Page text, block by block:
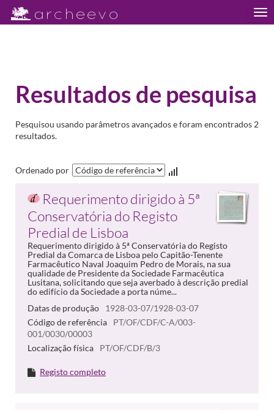
Resultados de pesquisa
Pesquisou usando parâmetros avançados e foram encontrados 2
resultados.
Ordenado por
Requerimento dirigido à 5ª
Conservatória do Registo
Predial de Lisboa
Requerimento dirigido à 5ª Conservatória do Registo
Predial da Comarca de Lisboa pelo Capitão-Tenente
Farmacêutico Naval Joaquim Pedro de Morais, na sua
qualidade de Presidente da Sociedade Farmacêutica
Lusitana, solicitando que seja averbado à descrição predial
do edifício da Sociedade a porta núme...
Datas de produção
1928-03-07/1928-03-07
Código de referência
PT/OF/CDF/C-A/003-
001/0030/00003
Localização física
PT/OF/CDF/B/3
Registo completo